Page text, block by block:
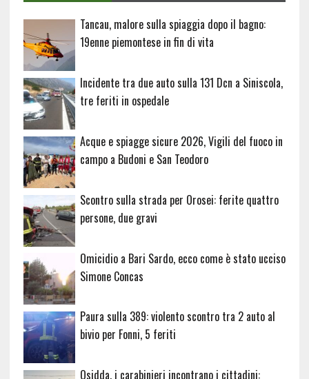
Tancau, malore sulla spiaggia dopo il bagno:
19enne piemontese in fin di vita
Incidente tra due auto sulla 131 Dcn a Siniscola,
tre feriti in ospedale
Acque e spiagge sicure 2026, Vigili del fuoco in
campo a Budoni e San Teodoro
Scontro sulla strada per Orosei: ferite quattro
persone, due gravi
Omicidio a Bari Sardo, ecco come è stato ucciso
Simone Concas
Paura sulla 389: violento scontro tra 2 auto al
bivio per Fonni, 5 feriti
Osidda, i carabinieri incontrano i cittadini: